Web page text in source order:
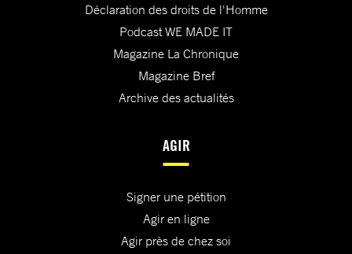
Déclaration des droits de l'Homme
Podcast WE MADE IT
Magazine La Chronique
Magazine Bref
Archive des actualités
AGIR
Signer une pétition
Agir en ligne
Agir près de chez soi